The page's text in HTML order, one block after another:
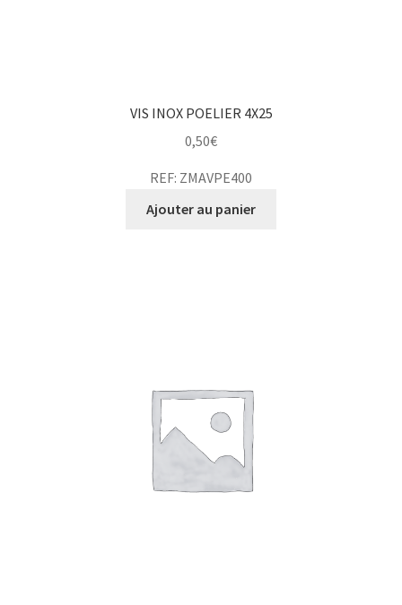
VIS INOX POELIER 4X25
0,50€
REF: ZMAVPE400
Ajouter au panier